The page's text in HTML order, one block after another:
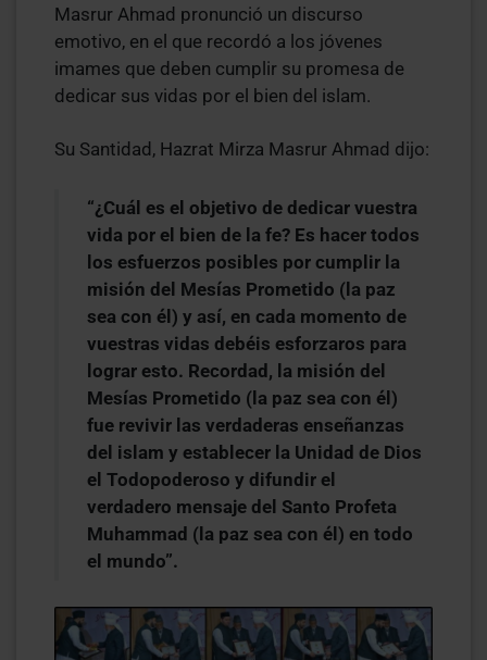
Masrur Ahmad pronunció un discurso
emotivo, en el que recordó a los jóvenes
imames que deben cumplir su promesa de
dedicar sus vidas por el bien del islam.
Su Santidad, Hazrat Mirza Masrur Ahmad dijo:
“¿Cuál es el objetivo de dedicar vuestra
vida por el bien de la fe? Es hacer todos
los esfuerzos posibles por cumplir la
misión del Mesías Prometido (la paz
sea con él) y así, en cada momento de
vuestras vidas debéis esforzaros para
lograr esto. Recordad, la misión del
Mesías Prometido (la paz sea con él)
fue revivir las verdaderas enseñanzas
del islam y establecer la Unidad de Dios
el Todopoderoso y difundir el
verdadero mensaje del Santo Profeta
Muhammad (la paz sea con él) en todo
el mundo”.